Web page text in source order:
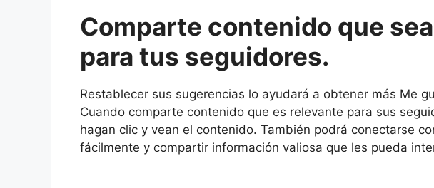
Comparte contenido que
para tus seguidores.
Restablecer sus sugerencias lo ayudará a obtener más Me
Cuando comparte contenido que es relevante para sus
hagan clic y vean el contenido. También podrá conectarse
fácilmente y compartir información valiosa que les pueda